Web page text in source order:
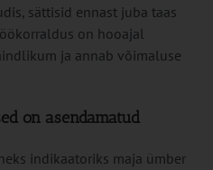
sättisid ennast juba taas
on hooajal
ja annab võimaluse
on asendamatud
indikaatoriks maja ümber